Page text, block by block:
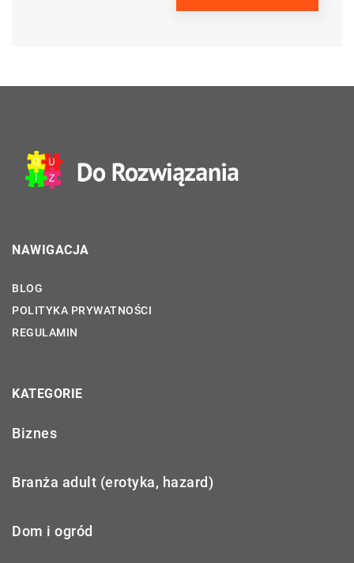
NAWIGACJA
BLOG
POLITYKA PRYWATNOŚCI
REGULAMIN
KATEGORIE
Biznes
Branża adult (erotyka, hazard)
Dom i ogród